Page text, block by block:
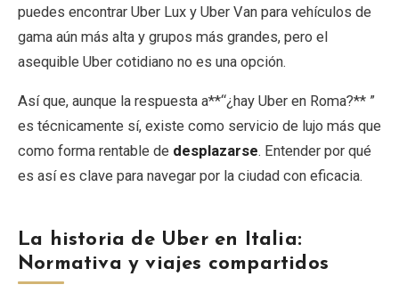
puedes encontrar Uber Lux y Uber Van para vehículos de
gama aún más alta y grupos más grandes, pero el
asequible Uber cotidiano no es una opción.
Así que, aunque la respuesta a**“¿hay Uber en Roma?** ”
es técnicamente sí, existe como servicio de lujo más que
como forma rentable de desplazarse. Entender por qué
es así es clave para navegar por la ciudad con eficacia.
La historia de Uber en Italia:
Normativa y viajes compartidos